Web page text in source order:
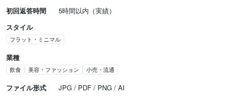
初回返答時間
5時間以内（実績）
スタイル
フラット・ミニマル
業種
飲食 美容・ファッション 小売・流通
ファイル形式 JPG / PDF / PNG / AI